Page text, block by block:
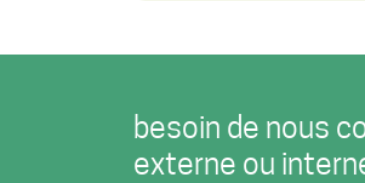
besoin de nous
externe ou